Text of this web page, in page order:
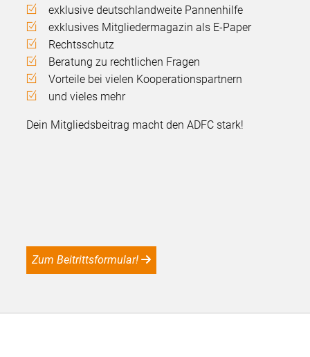
exklusive deutschlandweite Pannenhilfe
exklusives Mitgliedermagazin als E-Paper
Rechtsschutz
Beratung zu rechtlichen Fragen
Vorteile bei vielen Kooperationspartnern
und vieles mehr
Dein Mitgliedsbeitrag macht den ADFC stark!
Zum Beitrittsformular!